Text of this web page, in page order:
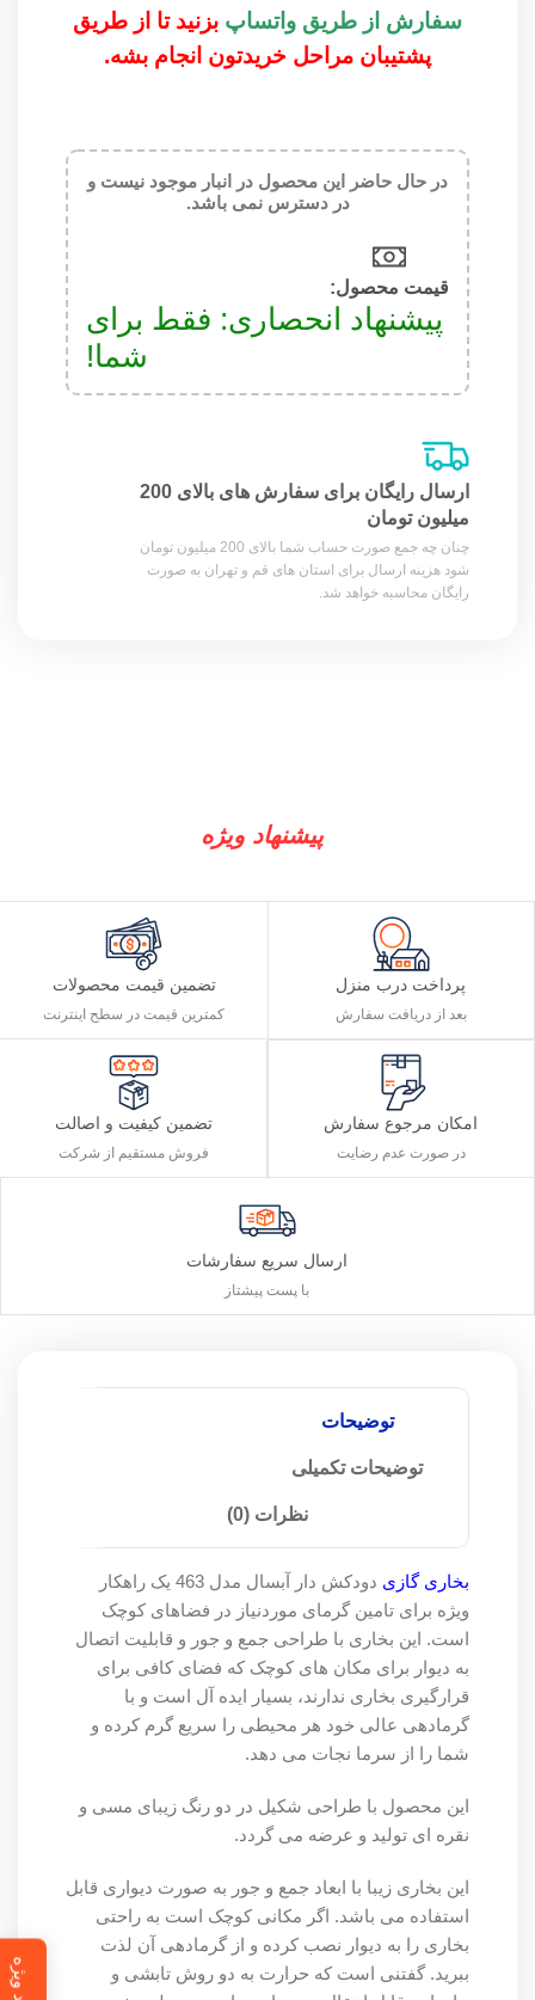
سفارش از طریق واتساپ بزنید تا از طریق
پشتیبان مراحل خریدتون انجام بشه.
در حال حاضر این محصول در انبار موجود نیست و
در دسترس نمی باشد.
قیمت محصول:​
پیشنهاد انحصاری: فقط برای
شما!
ارسال رایگان برای سفارش های بالای 200
میلیون تومان
چنان چه جمع صورت حساب شما بالای 200 میلیون تومان
شود هزینه ارسال برای استان های قم و تهران به صورت
رایگان محاسبه خواهد شد.
پیشنهاد ویژه
پرداخت درب منزل
بعد از دریافت سفارش
تضمین قیمت محصولات
کمترین قیمت در سطح اینترنت
امکان مرجوع سفارش
در صورت عدم رضایت
تضمین کیفیت و اصالت
فروش مستقیم از شرکت
ارسال سریع سفارشات
با پست پیشتاز
توضیحات
توضیحات تکمیلی
نظرات (0)
بخاری گازی
دودکش دار آبسال مدل 463 یک راهکار
ویژه برای تامین گرمای موردنیاز در فضاهای کوچک
است. این بخاری با طراحی جمع و جور و قابلیت اتصال
به دیوار برای مکان های کوچک که فضای کافی برای
قرارگیری بخاری ندارند، بسیار ایده آل است و با
گرمادهی عالی خود هر محیطی را سریع گرم کرده و
شما را از سرما نجات می دهد.
این محصول با طراحی شکیل در دو رنگ زیبای مسی و
نقره ای تولید و عرضه می گردد.
این بخاری زیبا با ابعاد جمع و جور به صورت دیواری قابل
استفاده می باشد. اگر مکانی کوچک است به راحتی
بخاری را به دیوار نصب کرده و از گرمادهی آن لذت
ببرید. گفتنی است که حرارت به دو روش تابشی و